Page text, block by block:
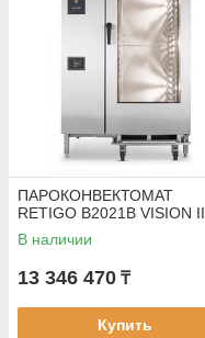
ПАРОКОНВЕКТОМАТ
RETIGO B2021B VISION II
В наличии
13 346 470 ₸
Купить